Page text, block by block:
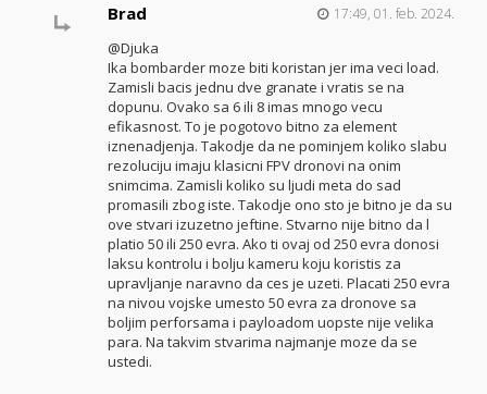
Brad 17:49, 01. feb. 2024.
@Djuka
Ika bombarder moze biti koristan jer ima veci load.
Zamisli bacis jednu dve granate i vratis se na
dopunu. Ovako sa 6 ili 8 imas mnogo vecu
efikasnost. To je pogotovo bitno za element
iznenadjenja. Takodje da ne pominjem koliko slabu
rezoluciju imaju klasicni FPV dronovi na onim
snimcima. Zamisli koliko su ljudi meta do sad
promasili zbog iste. Takodje ono sto je bitno je da su
ove stvari izuzetno jeftine. Stvarno nije bitno da l
platio 50 ili 250 evra. Ako ti ovaj od 250 evra donosi
laksu kontrolu i bolju kameru koju koristis za
upravljanje naravno da ces je uzeti. Placati 250 evra
na nivou vojske umesto 50 evra za dronove sa
boljim perforsama i payloadom uopste nije velika
para. Na takvim stvarima najmanje moze da se
ustedi.